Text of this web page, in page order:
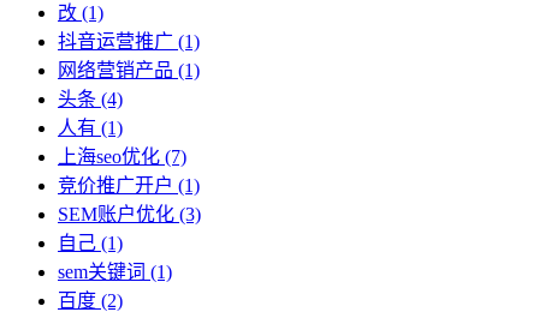
改 (1)
抖音运营推广 (1)
网络营销产品 (1)
头条 (4)
人有 (1)
上海seo优化 (7)
竞价推广开户 (1)
SEM账户优化 (3)
自己 (1)
sem关键词 (1)
百度 (2)